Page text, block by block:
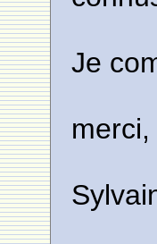
Je